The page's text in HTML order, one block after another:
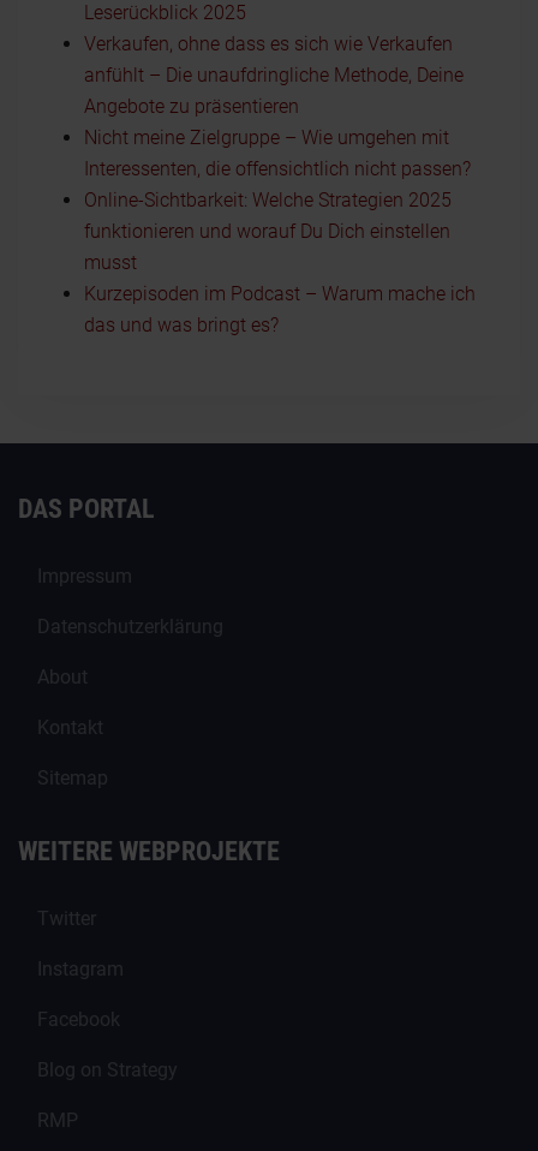
Leserückblick 2025
Verkaufen, ohne dass es sich wie Verkaufen
anfühlt – Die unaufdringliche Methode, Deine
Angebote zu präsentieren
Nicht meine Zielgruppe – Wie umgehen mit
Interessenten, die offensichtlich nicht passen?
Online-Sichtbarkeit: Welche Strategien 2025
funktionieren und worauf Du Dich einstellen
musst
Kurzepisoden im Podcast – Warum mache ich
das und was bringt es?
DAS PORTAL
Impressum
Datenschutzerklärung
About
Kontakt
Sitemap
WEITERE WEBPROJEKTE
Twitter
Instagram
Facebook
Blog on Strategy
RMP